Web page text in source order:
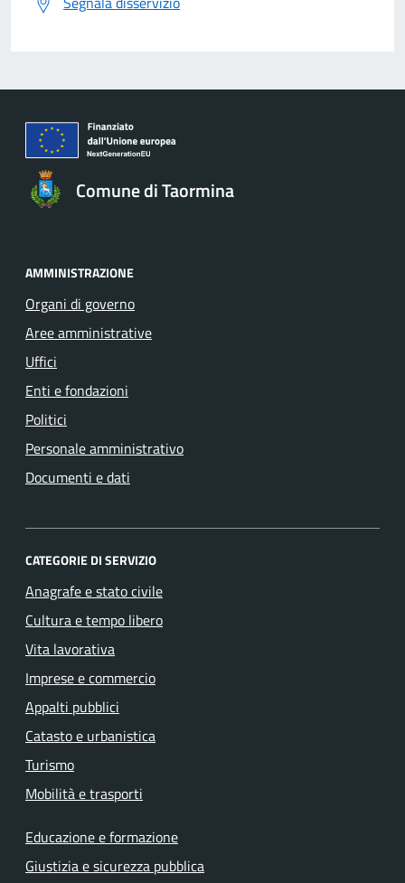
Comune di Taormina
AMMINISTRAZIONE
Organi di governo
Aree amministrative
Uffici
Enti e fondazioni
Politici
Personale amministrativo
Documenti e dati
CATEGORIE DI SERVIZIO
Anagrafe e stato civile
Cultura e tempo libero
Vita lavorativa
Imprese e commercio
Appalti pubblici
Catasto e urbanistica
Turismo
Mobilità e trasporti
Educazione e formazione
Giustizia e sicurezza pubblica